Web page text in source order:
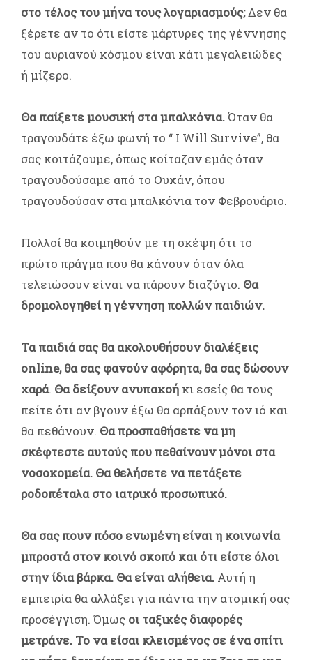
στο τέλος του μήνα τους λογαριασμούς;Δεν θα
ξέρετε αν το ότι είστε μάρτυρες της γέννησης
του αυριανού κόσμου είναι κάτι μεγαλειώδες
ή μίζερο.
Θα παίξετε μουσική στα μπαλκόνια.Όταν θα
τραγουδάτε έξω φωνή το “ I Will Survive”, θα
σας κοιτάζουμε, όπως κοίταζαν εμάς όταν
τραγουδούσαμε από το Ουχάν, όπου
τραγουδούσαν στα μπαλκόνια τον Φεβρουάριο.
Πολλοί θα κοιμηθούν με τη σκέψη ότι το
πρώτο πράγμα που θα κάνουν όταν όλα
τελειώσουν είναι να πάρουν διαζύγιο. Θα
δρομολογηθεί η γέννηση πολλών παιδιών.
Τα παιδιά σας θα ακολουθήσουν διαλέξεις
online, θα σας φανούν αφόρητα, θα σας δώσουν
χαρά. Θα δείξουν ανυπακοή κι εσείς θα τους
πείτε ότι αν βγουν έξω θα αρπάξουν τον ιό και
θα πεθάνουν. Θα προσπαθήσετε να μη
σκέφτεστε αυτούς που πεθαίνουν μόνοι στα
νοσοκομεία. Θα θελήσετε να πετάξετε
ροδοπέταλα στο ιατρικό προσωπικό.
Θα σας πουν πόσο ενωμένη είναι η κοινωνία
μπροστά στον κοινό σκοπό και ότι είστε όλοι
στην ίδια βάρκα. Θα είναι αλήθεια. Αυτή η
εμπειρία θα αλλάξει για πάντα την ατομική σας
προσέγγιση. Όμως οι ταξικές διαφορές
μετράνε. Το να είσαι κλεισμένος σε ένα σπίτι